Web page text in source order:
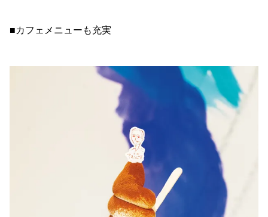
■カフェメニューも充実